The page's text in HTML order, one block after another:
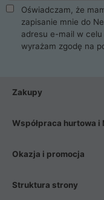
takie jak procesory,
dyski SSD, M.2 oraz
najlepszy zasilacz
Poza komputerami
Smartfony takich
wentylatory. Na
Oświadczam, że
zapisanie mnie do
adresu e-mail w celu
wyrażam zgodę na
Zakupy
Współpraca hurtowa i
Okazja i promocja
Struktura strony